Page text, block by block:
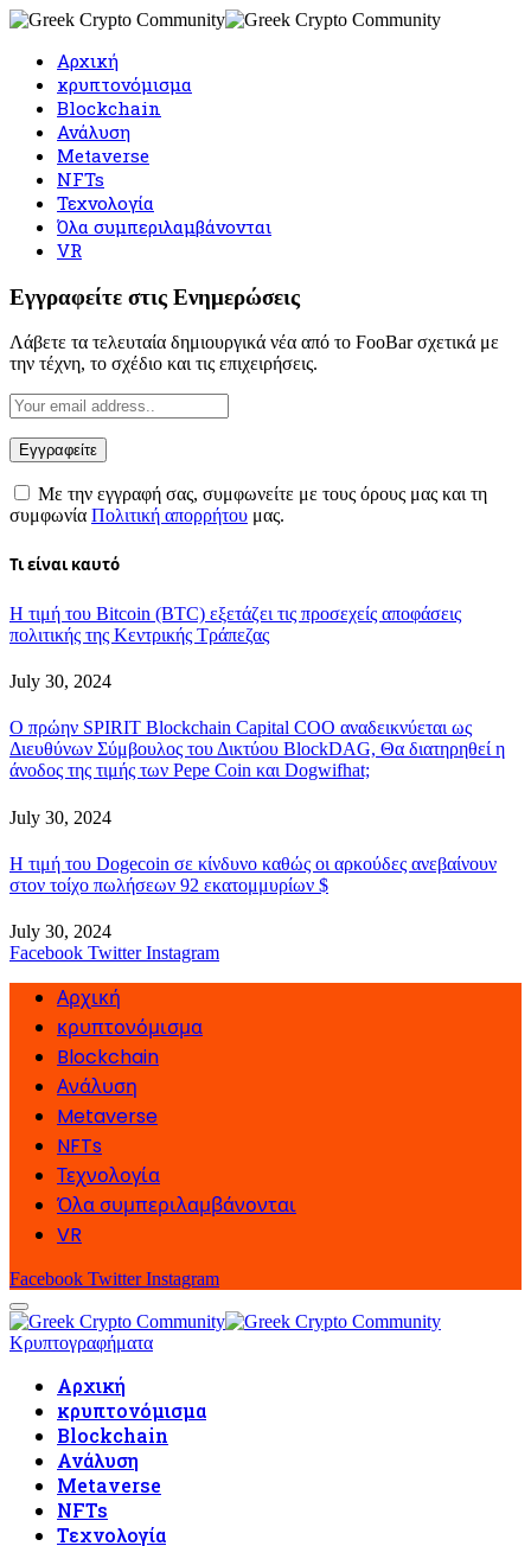
Αρχική
κρυπτονόμισμα
Blockchain
Ανάλυση
Metaverse
NFTs
Τεχνολογία
Όλα συμπεριλαμβάνονται
VR
Εγγραφείτε στις Ενημερώσεις
Λάβετε τα τελευταία δημιουργικά νέα από το FooBar σχετικά με
την τέχνη, το σχέδιο και τις επιχειρήσεις.
Με την εγγραφή σας, συμφωνείτε με τους όρους μας και τη
συμφωνία Πολιτική απορρήτου μας.
Τι είναι καυτό
Η τιμή του Bitcoin (BTC) εξετάζει τις προσεχείς αποφάσεις
πολιτικής της Κεντρικής Τράπεζας
July 30, 2024
Ο πρώην SPIRIT Blockchain Capital COO αναδεικνύεται ως
Διευθύνων Σύμβουλος του Δικτύου BlockDAG, Θα διατηρηθεί η
άνοδος της τιμής των Pepe Coin και Dogwifhat;
July 30, 2024
Η τιμή του Dogecoin σε κίνδυνο καθώς οι αρκούδες ανεβαίνουν
στον τοίχο πωλήσεων 92 εκατομμυρίων $
July 30, 2024
Facebook Twitter Instagram
Αρχική
κρυπτονόμισμα
Blockchain
Ανάλυση
Metaverse
NFTs
Τεχνολογία
Όλα συμπεριλαμβάνονται
VR
Facebook Twitter Instagram
Κρυπτογραφήματα
Αρχική
κρυπτονόμισμα
Blockchain
Ανάλυση
Metaverse
NFTs
Τεχνολογία